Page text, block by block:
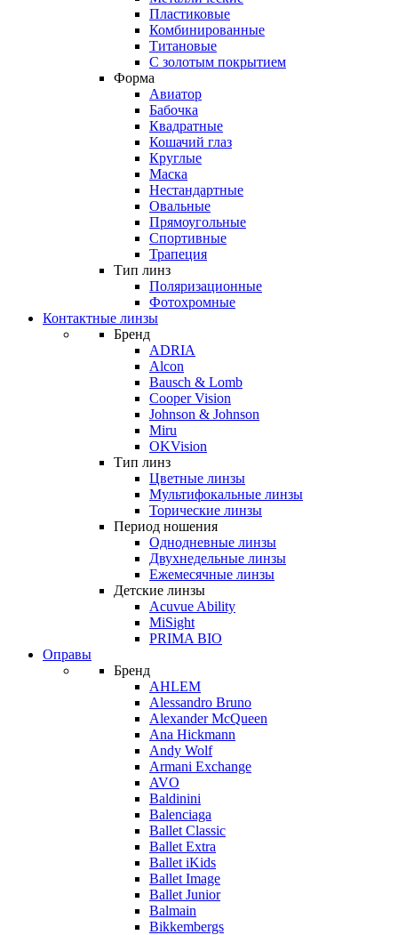
Пластиковые
Комбинированные
Титановые
С золотым покрытием
Форма
Авиатор
Бабочка
Квадратные
Кошачий глаз
Круглые
Маска
Нестандартные
Овальные
Прямоугольные
Спортивные
Трапеция
Тип линз
Поляризационные
Фотохромные
Контактные линзы
Бренд
ADRIA
Alcon
Bausch & Lomb
Cooper Vision
Johnson & Johnson
Miru
OKVision
Тип линз
Цветные линзы
Мультифокальные линзы
Торические линзы
Период ношения
Однодневные линзы
Двухнедельные линзы
Ежемесячные линзы
Детские линзы
Acuvue Ability
MiSight
PRIMA BIO
Оправы
Бренд
AHLEM
Alessandro Bruno
Alexander McQueen
Ana Hickmann
Andy Wolf
Armani Exchange
AVO
Baldinini
Balenciaga
Ballet Classic
Ballet Extra
Ballet iKids
Ballet Image
Ballet Junior
Balmain
Bikkembergs